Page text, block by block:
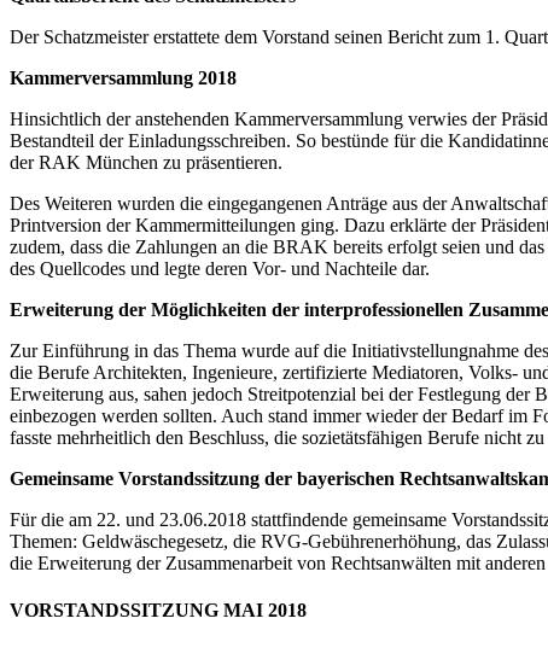
Der Schatzmeister erstattete dem Vorstand seinen Bericht zum 1.
Kammerversammlung 2018
Hinsichtlich der anstehenden Kammerversammlung verwies der
Bestandteil der Einladungsschreiben. So bestünde für die
der RAK München zu präsentieren.
Des Weiteren wurden die eingegangenen Anträge aus der
Printversion der Kammermitteilungen ging. Dazu erklärte der
zudem, dass die Zahlungen an die BRAK bereits erfolgt seien und
des Quellcodes und legte deren Vor- und Nachteile dar.
Erweiterung der Möglichkeiten der interprofessionellen
Zur Einführung in das Thema wurde auf die Initiativstellungnahme
die Berufe Architekten, Ingenieure, zertifizierte Mediatoren, Volks-
Erweiterung aus, sahen jedoch Streitpotenzial bei der Festlegung
einbezogen werden sollten. Auch stand immer wieder der Bedarf im
fasste mehrheitlich den Beschluss, die sozietätsfähigen Berufe nicht
Gemeinsame Vorstandssitzung der bayerischen
Für die am 22. und 23.06.2018 stattfindende gemeinsame
Themen: Geldwäschegesetz, die RVG-Gebührenerhöhung, das
die Erweiterung der Zusammenarbeit von Rechtsanwälten mit
VORSTANDSSITZUNG MAI 2018